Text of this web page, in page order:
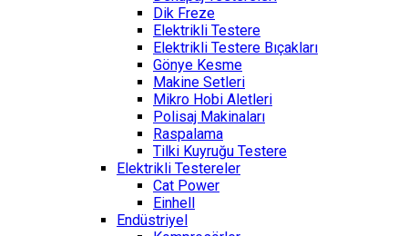
Dik Freze
Elektrikli Testere
Elektrikli Testere Bıçakları
Gönye Kesme
Makine Setleri
Mikro Hobi Aletleri
Polisaj Makinaları
Raspalama
Tilki Kuyruğu Testere
Elektrikli Testereler
Cat Power
Einhell
Endüstriyel